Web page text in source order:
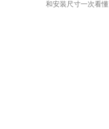
和安装尺寸一次看懂